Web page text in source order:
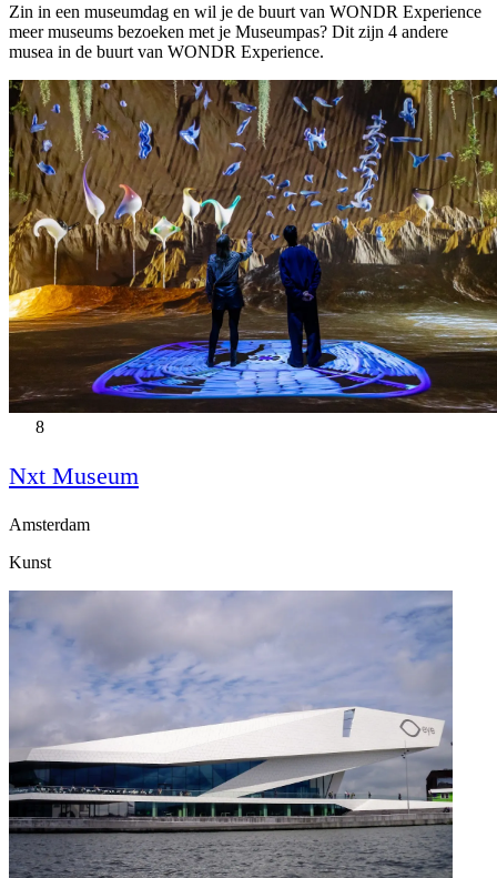
Zin in een museumdag en wil je de buurt van WONDR Experience
meer museums bezoeken met je Museumpas? Dit zijn 4 andere
musea in de buurt van WONDR Experience.
8
Nxt Museum
Amsterdam
Kunst